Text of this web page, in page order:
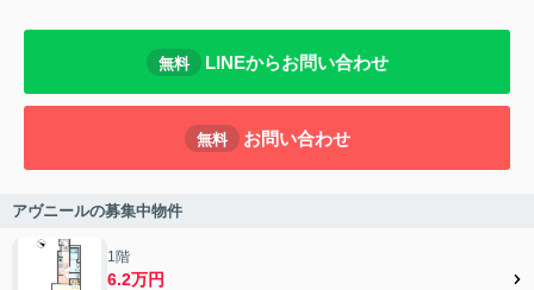
無料 LINEからお問い合わせ
無料 お問い合わせ
アヴニールの募集中物件
1階
6.2万円